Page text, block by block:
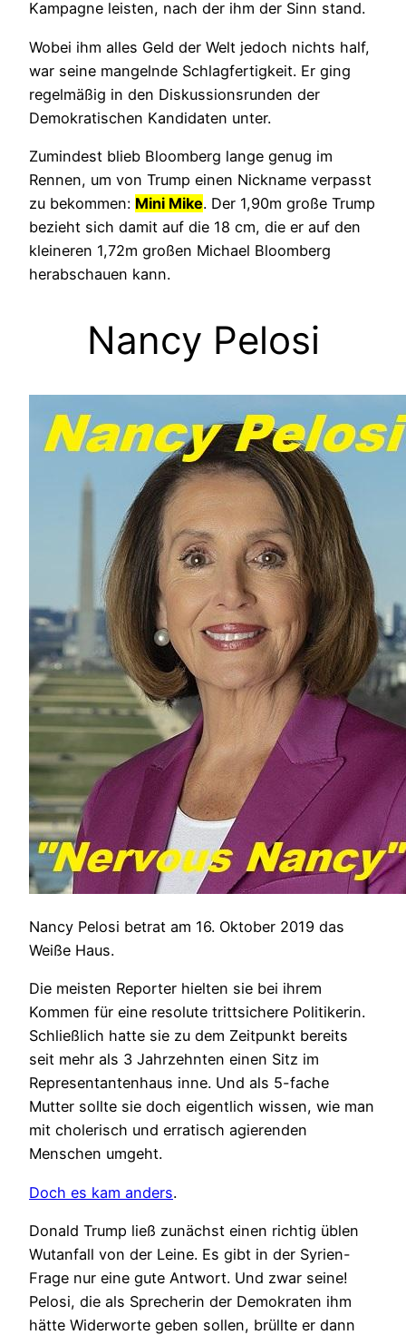
Kampagne leisten, nach der ihm der Sinn stand.
Wobei ihm alles Geld der Welt jedoch nichts half,
war seine mangelnde Schlagfertigkeit. Er ging
regelmäßig in den Diskussionsrunden der
Demokratischen Kandidaten unter.
Zumindest blieb Bloomberg lange genug im
Rennen, um von Trump einen Nickname verpasst
zu bekommen: Mini Mike. Der 1,90m große Trump
bezieht sich damit auf die 18 cm, die er auf den
kleineren 1,72m großen Michael Bloomberg
herabschauen kann.
Nancy Pelosi
Nancy Pelosi betrat am 16. Oktober 2019 das
Weiße Haus.
Die meisten Reporter hielten sie bei ihrem
Kommen für eine resolute trittsichere Politikerin.
Schließlich hatte sie zu dem Zeitpunkt bereits
seit mehr als 3 Jahrzehnten einen Sitz im
Representantenhaus inne. Und als 5-fache
Mutter sollte sie doch eigentlich wissen, wie man
mit cholerisch und erratisch agierenden
Menschen umgeht.
Doch es kam anders.
Donald Trump ließ zunächst einen richtig üblen
Wutanfall von der Leine. Es gibt in der Syrien-
Frage nur eine gute Antwort. Und zwar seine!
Pelosi, die als Sprecherin der Demokraten ihm
hätte Widerworte geben sollen, brüllte er dann